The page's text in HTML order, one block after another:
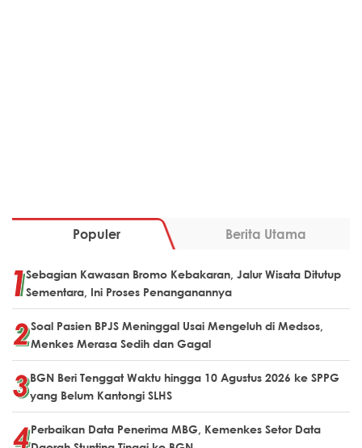
Populer Berita Utama
Sebagian Kawasan Bromo Kebakaran, Jalur Wisata Ditutup
Sementara, Ini Proses Penanganannya
Soal Pasien BPJS Meninggal Usai Mengeluh di Medsos,
Menkes Merasa Sedih dan Gagal
BGN Beri Tenggat Waktu hingga 10 Agustus 2026 ke SPPG
yang Belum Kantongi SLHS
Perbaikan Data Penerima MBG, Kemenkes Setor Data